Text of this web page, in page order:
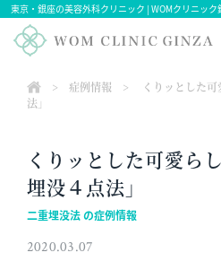
東京・銀座の美容外科クリニック | WOMクリニック
> 症例情報 >
くりッとした
法」
くりッとした可愛ら
埋没４点法」
二重埋没法 の症例情報
2020.03.07